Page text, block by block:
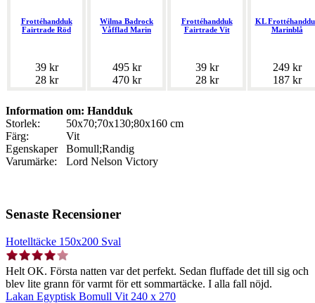
Frottéhandduk
Fairtrade Röd
39 kr
28 kr
Wilma Badrock
Våfflad Marin
495 kr
470 kr
Frottéhandduk
Fairtrade Vit
39 kr
28 kr
KL
Marinblå
249 kr
187 kr
Information om: Handduk
Storlek:
50x70;70x130;80x160 cm
Färg:
Vit
Egenskaper
Bomull;Randig
Varumärke:
Lord Nelson Victory
Senaste Recensioner
Hotelltäcke 150x200 Sval
Helt OK. Första natten var det perfekt. Sedan fluffade det till sig och
blev lite grann för varmt för ett sommartäcke. I alla fall nöjd.
Lakan Egyptisk Bomull Vit 240 x 270